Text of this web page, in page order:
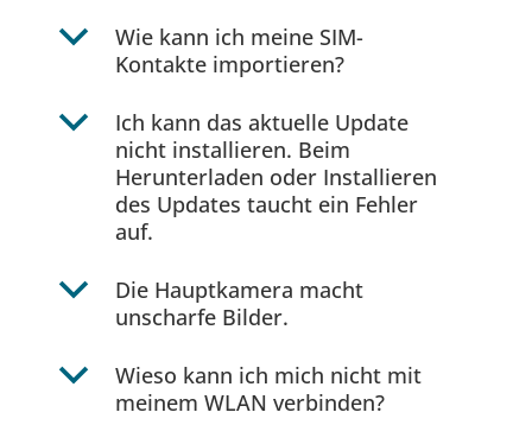
b
Wie kann ich meine SIM-
Kontakte importieren?
b
Ich kann das aktuelle Update
nicht installieren. Beim
Herunterladen oder Installieren
des Updates taucht ein Fehler
auf.
b
Die Hauptkamera macht
unscharfe Bilder.
b
Wieso kann ich mich nicht mit
meinem WLAN verbinden?